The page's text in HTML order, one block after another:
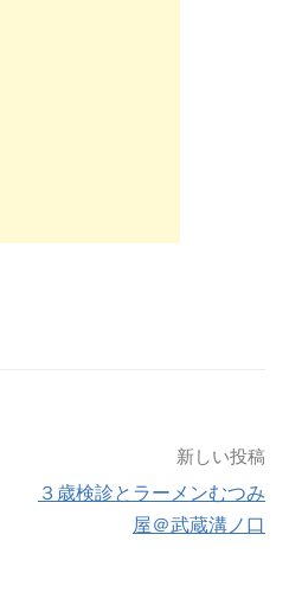
新しい投稿
３歳検診とラーメンむつみ
屋＠武蔵溝ノ口